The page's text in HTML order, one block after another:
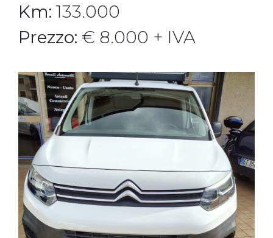
Km: 133.000
Prezzo: € 8.000 + IVA